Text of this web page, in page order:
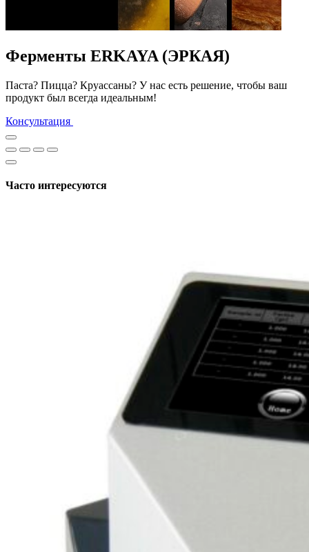
Ферменты ERKAYA (ЭРКАЯ)
Паста? Пицца? Круассаны? У нас есть решение, чтобы ваш
продукт был всегда идеальным!
Консультация
Часто интересуются